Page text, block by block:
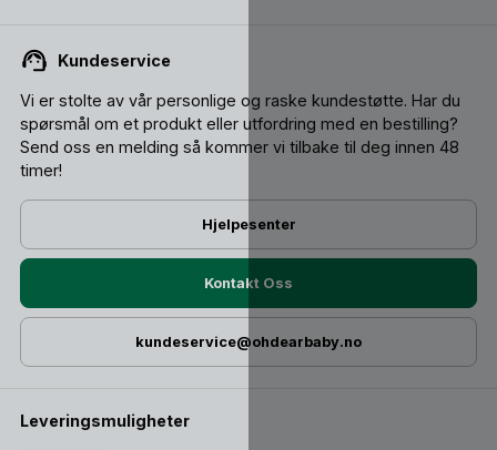
Kundeservice
Vi er stolte av vår personlige og raske kundestøtte. Har du
spørsmål om et produkt eller utfordring med en bestilling?
Send oss ​​en melding så kommer vi tilbake til deg innen 48
timer!
Hjelpesenter
Kontakt Oss
kundeservice@ohdearbaby.no
Leveringsmuligheter